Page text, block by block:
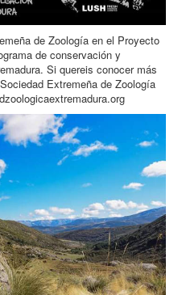
de Zoología en el Proyecto
de conservación y
Si quereis conocer más
Sociedad Extremeña de Zoología